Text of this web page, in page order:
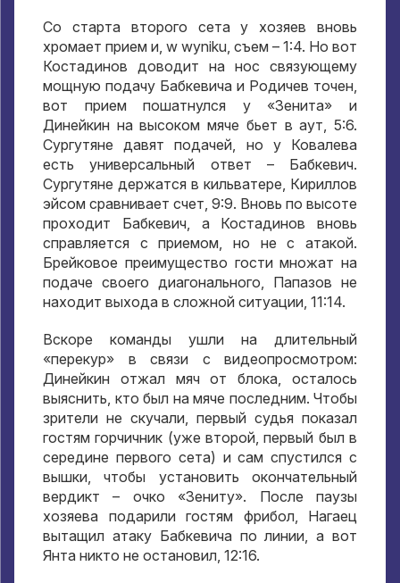
Со старта второго сета у хозяев вновь
хромает прием и, w wyniku, съем – 1:4. Но вот
Костадинов доводит на нос связующему
мощную подачу Бабкевича и Родичев точен,
вот прием пошатнулся у «Зенита» и
Динейкин на высоком мяче бьет в аут, 5:6.
Сургутяне давят подачей, но у Ковалева
есть универсальный ответ – Бабкевич.
Сургутяне держатся в кильватере, Кириллов
эйсом сравнивает счет, 9:9. Вновь по высоте
проходит Бабкевич, а Костадинов вновь
справляется с приемом,но не с атакой.
Брейковое преимущество гости множат на
подаче своего диагонального, Папазов не
находит выхода в сложной ситуации, 11:14.
Вскоре команды ушли на длительный
«перекур» в связи с видеопросмотром:
Динейкин отжал мяч от блока,осталось
выяснить, кто был на мяче последним. Чтобы
зрители не скучали, первый судья показал
гостям горчичник (уже второй,первый был в
середине первого сета) и сам спустился с
вышки,чтобы установить окончательный
вердикт – очко «Зениту». После паузы
хозяева подарили гостям фрибол, Нагаец
вытащил атаку Бабкевича по линии,а вот
Янта никто не остановил, 12:16.